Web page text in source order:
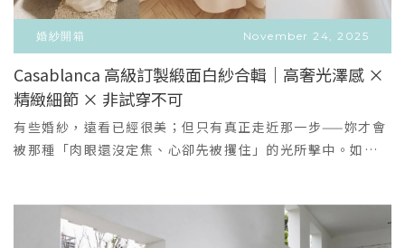
議： 選擇緞面、卡肩或長袖的簡約白紗，突顯氣質；晚禮服
可選黑色、白色或剪裁大方的設計款，營造時尚感。💡
Queena Wedding 貼心提醒季節限定景點： 櫻花、麥田、
落羽松等花期受天氣影響大，請務必與我們的門市人員提前
確認當年的最佳拍攝時間！確定風格優先： 建議先與我們討
論您喜歡的婚紗照風格（清新、復古、歐風等），我們將為
您精準搭配最適合的季節、景點與禮服！💖 立即預約諮詢，
建議以俯拍與廣角鏡頭呈現裙擺的流動感。造型建議：皇冠
式髮飾加上首爾水晶頭紗，配以簡單的銀色耳飾，營造聖誕
夜的星點光芒二、霧藍詩篇·莫蘭迪藍層次蓬裙（冬季森林
仙靈／外景浪漫／韓系唯美🌲）亮點與細節：柔霧藍層次紗
裙，色調如冬日晨霧或細碎霜光，低飽和度更顯高級，鏡頭
語言上親和又富詩意。上身以細緻刺繡與淡彩珠片點綴，遠
看如雪晶潤，近看每一顆珠片都有手工排列的溫度。中高腰
日林間、古街巷、湖畔；早晨或黃昏側光拍攝能把藍色層次
與肌理層次表現得最美。造型建議：以半披髮搭配簡約耳
VIEW MORE
＋
婚紗開箱 November 24, 2025
Casablanca 高級訂製緞面白紗合輯｜高奢光澤感 ×
精緻細節 × 非試穿不可
有些婚紗，遠看已經很美；但只有真正走近那一步——妳才會
被那種「肉眼還沒定焦、心卻先被攫住」的光所擊中。如果
真的要來親眼看看。Casablanca 便是這樣的存在。它不浮
誇、不刻意，而是一種 高級、靜奢、近看更驚人的溫柔亮